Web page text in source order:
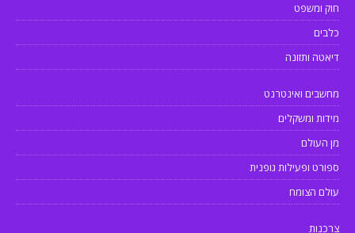
חוק ומשפט
כלבים
דיאטה ותזונה
מחשבים ואינטרנט
מידות ומשקלים
מן העולם
ספורט ופעילות גופנית
עולם הצומח
צרכנות